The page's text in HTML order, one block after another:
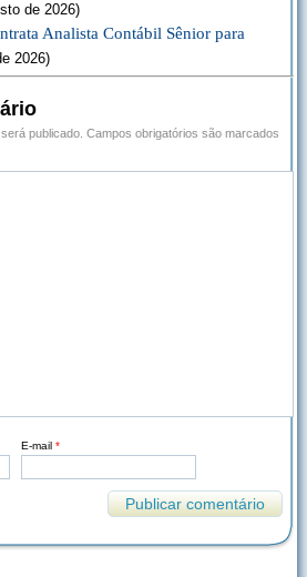
de 2026)
Analista Contábil Sênior para
2026)
publicado. Campos obrigatórios são marcados
E-mail *